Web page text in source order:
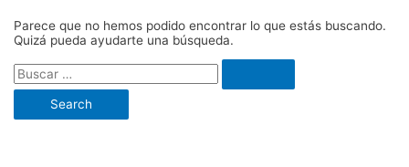
Parece que no hemos podido encontrar lo que estás buscando.
Quizá pueda ayudarte una búsqueda.
Buscar
por: